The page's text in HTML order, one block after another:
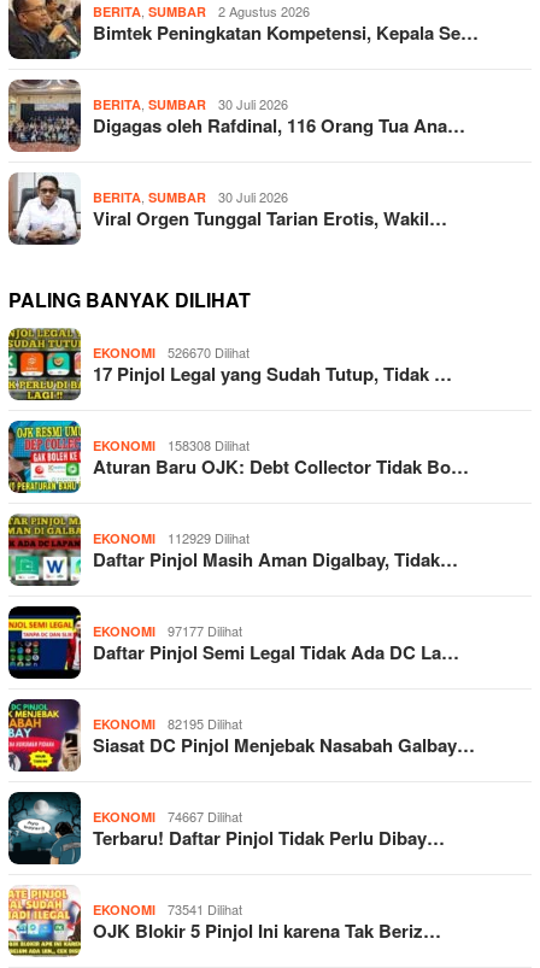
BERITA, SUMBAR 2 Agustus 2026
Bimtek Peningkatan Kompetensi, Kepala Se…
BERITA, SUMBAR 30 Juli 2026
Digagas oleh Rafdinal, 116 Orang Tua Ana…
BERITA, SUMBAR 30 Juli 2026
Viral Orgen Tunggal Tarian Erotis, Wakil…
PALING BANYAK DILIHAT
EKONOMI 526670 Dilihat
17 Pinjol Legal yang Sudah Tutup, Tidak …
EKONOMI 158308 Dilihat
Aturan Baru OJK: Debt Collector Tidak Bo…
EKONOMI 112929 Dilihat
Daftar Pinjol Masih Aman Digalbay, Tidak…
EKONOMI 97177 Dilihat
Daftar Pinjol Semi Legal Tidak Ada DC La…
EKONOMI 82195 Dilihat
Siasat DC Pinjol Menjebak Nasabah Galbay…
EKONOMI 74667 Dilihat
Terbaru! Daftar Pinjol Tidak Perlu Dibay…
EKONOMI 73541 Dilihat
OJK Blokir 5 Pinjol Ini karena Tak Beriz…